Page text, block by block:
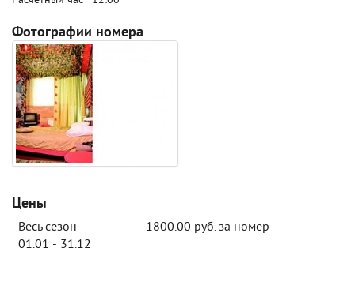
Фотографии номера
Цены
Весь сезон
01.01 - 31.12
1800.00 руб. за номер